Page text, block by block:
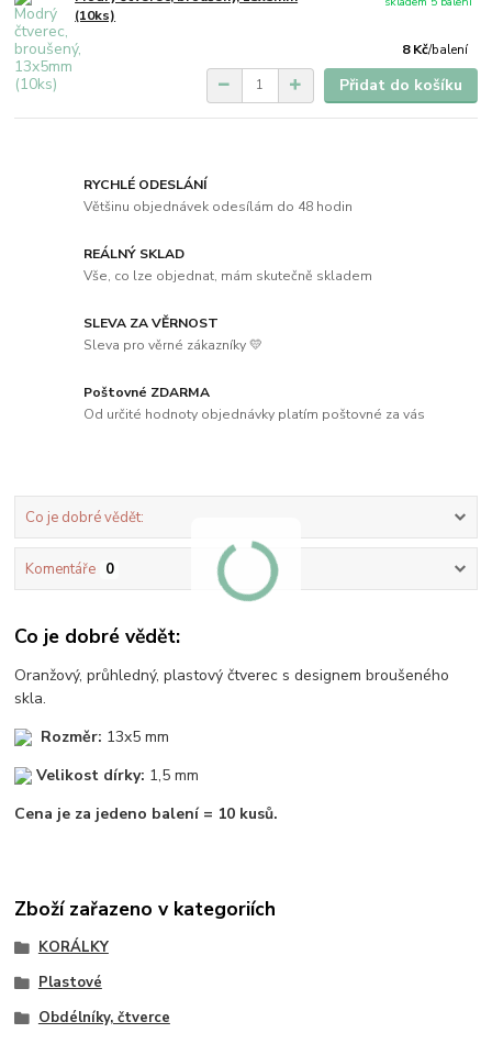
(10ks)
8 Kč/balení
Přidat do košíku
RYCHLÉ ODESLÁNÍ
Většinu objednávek odesílám do 48 hodin
REÁLNÝ SKLAD
Vše, co lze objednat, mám skutečně skladem
SLEVA ZA VĚRNOST
Sleva pro věrné zákazníky 💛
Poštovné ZDARMA
Od určité hodnoty objednávky platím poštovné za vás
Co je dobré vědět:
Komentáře 0
Co je dobré vědět:
Oranžový, průhledný, plastový čtverec s designem broušeného
skla.
Rozměr: 13x5 mm
Velikost dírky: 1,5 mm
Cena je za jedeno balení = 10 kusů.
Zboží zařazeno v kategoriích
KORÁLKY
Plastové
Obdélníky, čtverce